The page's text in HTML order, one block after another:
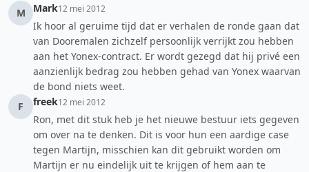
M
Mark12 mei 2012
Ik hoor al geruime tijd dat er verhalen de ronde gaan dat
van Dooremalen zichzelf persoonlijk verrijkt zou hebben
aan het Yonex-contract. Er wordt gezegd dat hij privé een
aanzienlijk bedrag zou hebben gehad van Yonex waarvan
de bond niets weet.
F
freek12 mei 2012
Ron, met dit stuk heb je het nieuwe bestuur iets gegeven
om over na te denken. Dit is voor hun een aardige case
tegen Martijn, misschien kan dit gebruikt worden om
Martijn er nu eindelijk uit te krijgen of hem aan te